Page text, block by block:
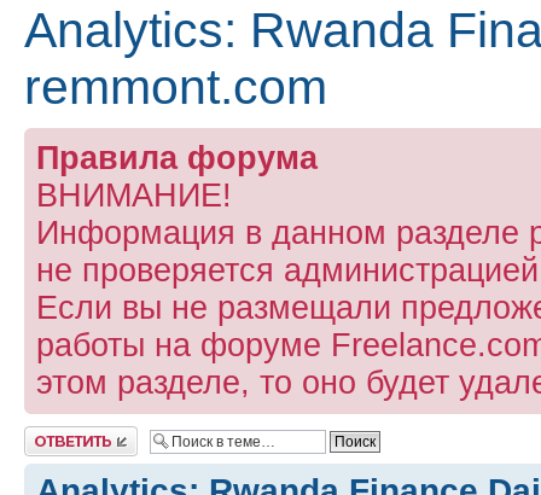
Analytics: Rwanda
remmont.com
Правила форума
ВНИМАНИЕ!
Информация в данном разделе
не проверяется
Если вы не размещали
работы на форуме
этом разделе, то оно будет
Ответить